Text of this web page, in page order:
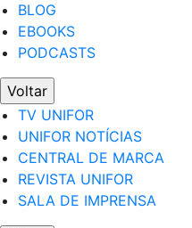
BLOG
EBOOKS
PODCASTS
Voltar
TV UNIFOR
UNIFOR NOTÍCIAS
CENTRAL DE MARCA
REVISTA UNIFOR
SALA DE IMPRENSA